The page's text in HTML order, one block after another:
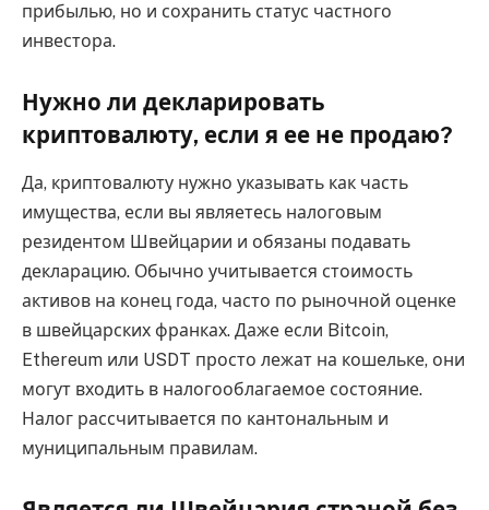
прибылью, но и сохранить статус частного
инвестора.
Нужно ли декларировать
криптовалюту, если я ее не продаю?
Да, криптовалюту нужно указывать как часть
имущества, если вы являетесь налоговым
резидентом Швейцарии и обязаны подавать
декларацию. Обычно учитывается стоимость
активов на конец года, часто по рыночной оценке
в швейцарских франках. Даже если Bitcoin,
Ethereum или USDT просто лежат на кошельке, они
могут входить в налогооблагаемое состояние.
Налог рассчитывается по кантональным и
муниципальным правилам.